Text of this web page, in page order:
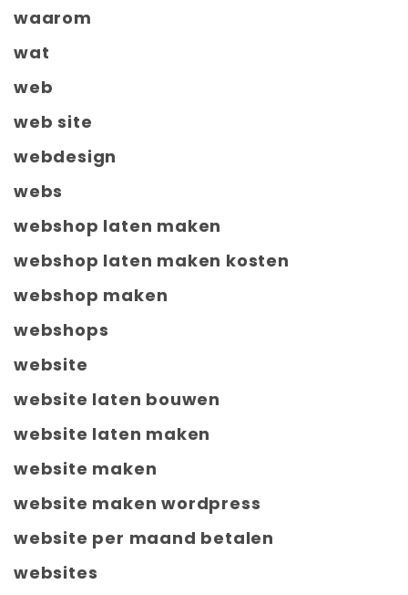
waarom
wat
web
web site
webdesign
webs
webshop laten maken
webshop laten maken kosten
webshop maken
webshops
website
website laten bouwen
website laten maken
website maken
website maken wordpress
website per maand betalen
websites